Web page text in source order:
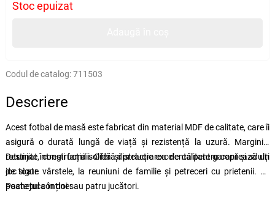
Stoc epuizat
Codul de catalog:711503
Descriere
Acest fotbal de masă este fabricat din material MDF de calitate, care îi
asigură o durată lungă de viață și rezistență la uzură. Marginile
rotunjite, construcția solidă și prelucrarea de calitate garantează un
joc sigur.
Destinat întregii familii. Oferă distracție excelentă pentru copii și adulți
de toate vârstele, la reuniuni de familie și petreceri cu prietenii. Se
poate juca în doi sau patru jucători.
Pachetul conține: